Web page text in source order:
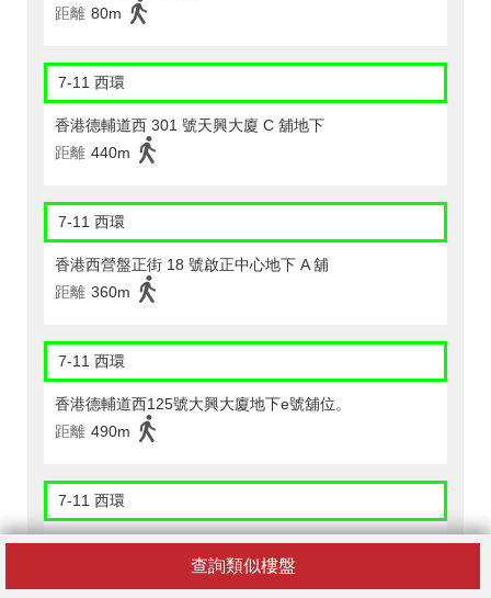
查詢類似樓盤
距離 80m
7-11 西環
香港德輔道西 301 號天興大廈 C 舖地下
距離 440m
7-11 西環
香港西營盤正街 18 號啟正中心地下 A 舖
距離 360m
7-11 西環
香港德輔道西125號大興大廈地下e號舖位。
距離 490m
7-11 西環
港鐵西營盤站syp 4號舖